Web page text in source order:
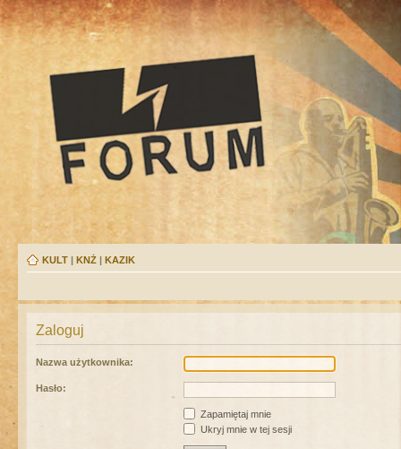
KULT | KNŻ | KAZIK
Zaloguj
Nazwa użytkownika:
Hasło:
Zapamiętaj mnie
Ukryj mnie w tej sesji